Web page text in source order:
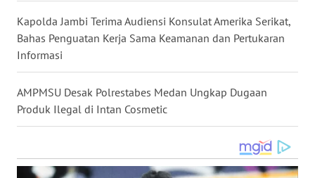
Kapolda Jambi Terima Audiensi Konsulat Amerika Serikat,
Bahas Penguatan Kerja Sama Keamanan dan Pertukaran
Informasi
AMPMSU Desak Polrestabes Medan Ungkap Dugaan
Produk Ilegal di Intan Cosmetic
JATIM
BALI